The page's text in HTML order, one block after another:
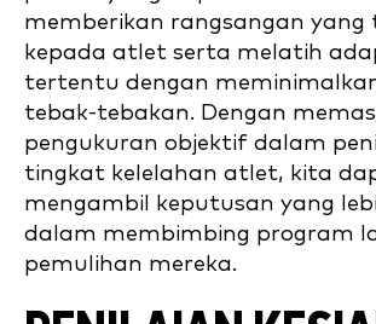
memberikan rangsangan yang
kepada atlet serta melatih
tertentu dengan
tebak-tebakan. Dengan
pengukuran objektif dalam
tingkat kelelahan atlet, kita
mengambil keputusan yang
dalam membimbing program
pemulihan mereka.